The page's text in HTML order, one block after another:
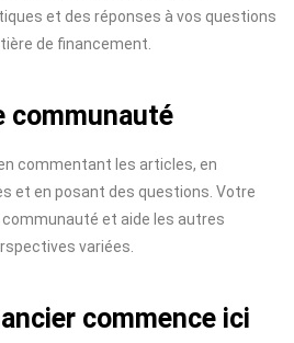
et des réponses à vos questions
de financement.
communauté
commentant les articles, en
et en posant des questions. Votre
et aide les autres
variées.
commence ici